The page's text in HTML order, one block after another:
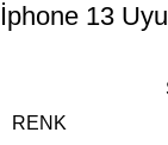
İphone 13
RENK